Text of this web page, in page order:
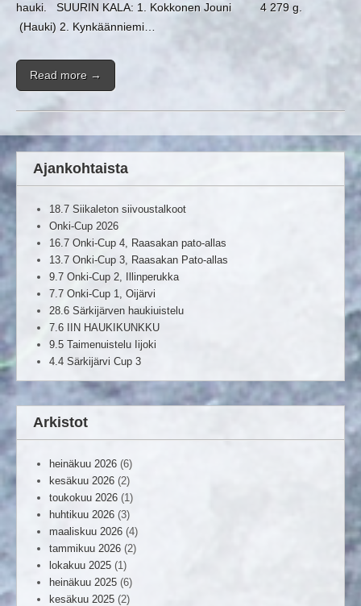
hauki. SUURIN KALA: 1. Kokkonen Jouni 4 279 g.
(Hauki) 2. Kynkäänniemi…
Read more →
Ajankohtaista
18.7 Siikaleton siivoustalkoot
Onki-Cup 2026
16.7 Onki-Cup 4, Raasakan pato-allas
13.7 Onki-Cup 3, Raasakan Pato-allas
9.7 Onki-Cup 2, Illinperukka
7.7 Onki-Cup 1, Oijärvi
28.6 Särkijärven haukiuistelu
7.6 IIN HAUKIKUNKKU
9.5 Taimenuistelu Iijoki
4.4 Särkijärvi Cup 3
Arkistot
heinäkuu 2026 (6)
kesäkuu 2026 (2)
toukokuu 2026 (1)
huhtikuu 2026 (3)
maaliskuu 2026 (4)
tammikuu 2026 (2)
lokakuu 2025 (1)
heinäkuu 2025 (6)
kesäkuu 2025 (2)